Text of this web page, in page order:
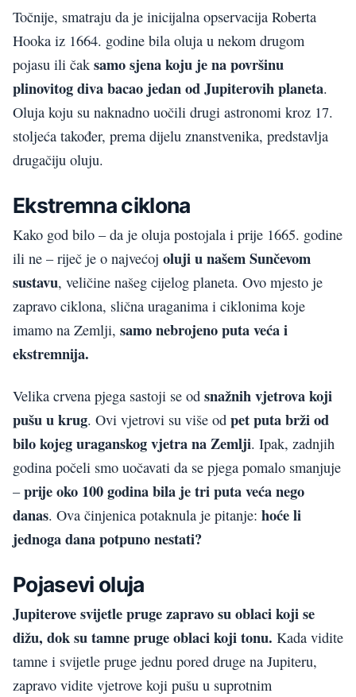
Točnije, smatraju da je inicijalna opservacija Roberta
Hooka iz 1664. godine bila oluja u nekom drugom
pojasu ili čak samo sjena koju je na površinu
plinovitog diva bacao jedan od Jupiterovih planeta.
Oluja koju su naknadno uočili drugi astronomi kroz 17.
stoljeća također, prema dijelu znanstvenika, predstavlja
drugačiju oluju.
Ekstremna ciklona
Kako god bilo – da je oluja postojala i prije 1665. godine
ili ne – riječ je o najvećoj oluji u našem Sunčevom
sustavu, veličine našeg cijelog planeta. Ovo mjesto je
zapravo ciklona, slična uraganima i ciklonima koje
imamo na Zemlji, samo nebrojeno puta veća i
ekstremnija.
Velika crvena pjega sastoji se od snažnih vjetrova koji
pušu u krug. Ovi vjetrovi su više od pet puta brži od
bilo kojeg uraganskog vjetra na Zemlji. Ipak, zadnjih
godina počeli smo uočavati da se pjega pomalo smanjuje
–prije oko 100 godina bila je tri puta veća nego
danas. Ova činjenica potaknula je pitanje: hoće li
jednoga dana potpuno nestati?
Pojasevi oluja
Jupiterove svijetle pruge zapravo su oblaci koji se
dižu, dok su tamne pruge oblaci koji tonu. Kada vidite
tamne i svijetle pruge jednu pored druge na Jupiteru,
zapravo vidite vjetrove koji pušu u suprotnim